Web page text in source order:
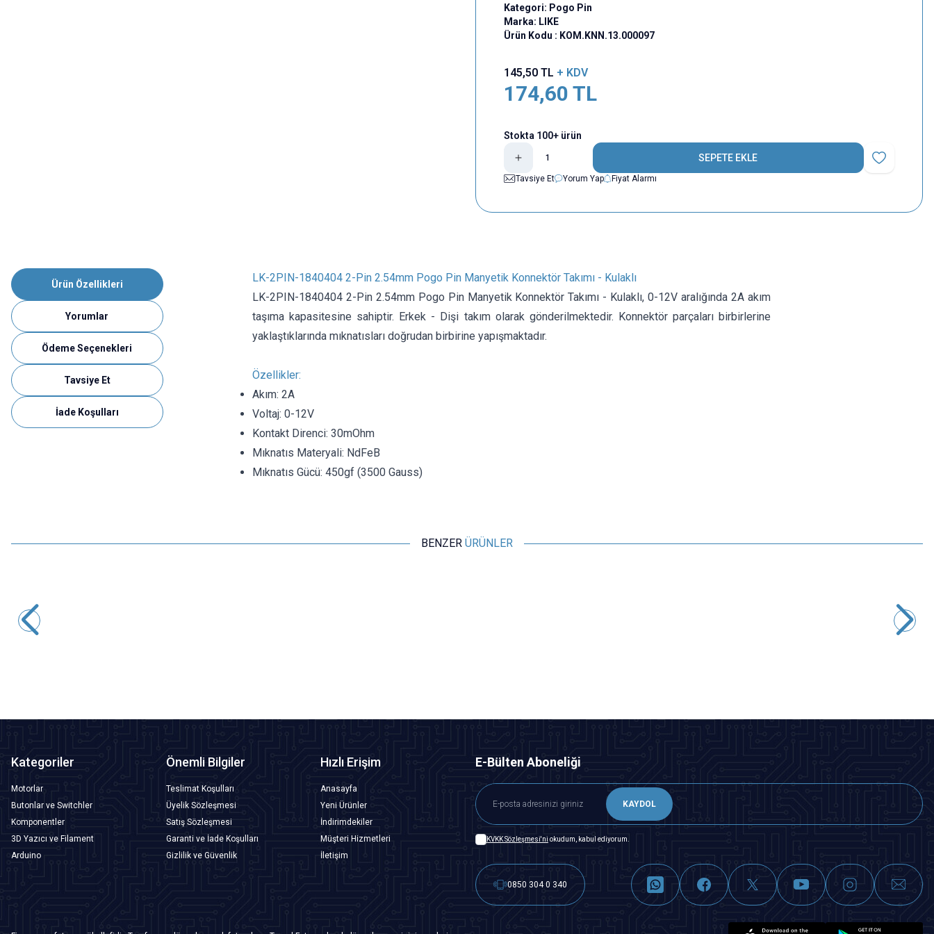
Kategori: Pogo Pin
Marka: LIKE
Ürün Kodu : KOM.KNN.13.000097
145,50TL + KDV
174,60 TL
Stokta 100+ ürün
SEPETE EKLE
Favoriye Ekle
Tavsiye Et
Yorum Yap Fiyat Alarmı
Ürün Özellikleri
Yorumlar
Ödeme Seçenekleri
Tavsiye Et
İade Koşulları
LK-2PIN-1840404 2-Pin 2.54mm Pogo Pin Manyetik Konnektör Takımı - Kulaklı
LK-2PIN-1840404 2-Pin 2.54mm Pogo Pin Manyetik Konnektör Takımı - Kulaklı, 0-12V aralığında 2A akım
taşıma kapasitesine sahiptir. Erkek - Dişi takım olarak gönderilmektedir. Konnektör parçaları birbirlerine
yaklaştıklarında mıknatısları doğrudan birbirine yapışmaktadır.
Özellikler:
Akım: 2A
Voltaj: 0-12V
Kontakt Direnci: 30mOhm
Mıknatıs Materyali: NdFeB
Mıknatıs Gücü: 450gf (3500 Gauss)
BENZER ÜRÜNLER
Kategoriler
Motorlar
Butonlar ve Switchler
Komponentler
3D Yazıcı ve Filament
Arduino
Önemli Bilgiler
Teslimat Koşulları
Üyelik Sözleşmesi
Satış Sözleşmesi
Garanti ve İade Koşulları
Gizlilik ve Güvenlik
Hızlı Erişim
Anasayfa
Yeni Ürünler
İndirimdekiler
Müşteri Hizmetleri
İletişim
E-Bülten Aboneliği
KAYDOL
KVKK Sözleşmesi'ni okudum, kabul ediyorum.
0850 304 0 340